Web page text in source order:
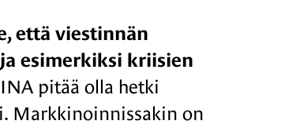
että viestinnän
esimerkiksi kriisien
pitää olla hetki
Markkinoinnissakin on